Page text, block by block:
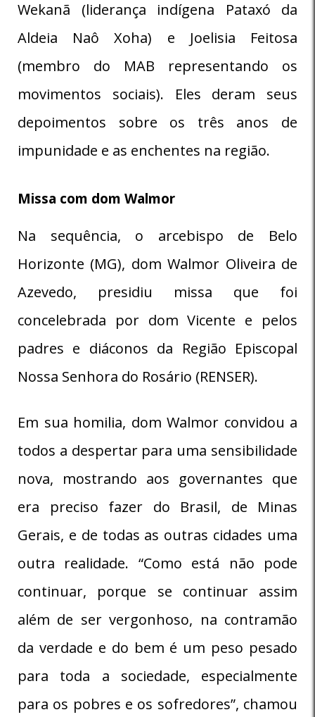
Wekanã (liderança indígena Pataxó da
Aldeia Naô Xoha) e Joelisia Feitosa
(membro do MAB representando os
movimentos sociais). Eles deram seus
depoimentos sobre os três anos de
impunidade e as enchentes na região.
Missa com dom Walmor
Na sequência, o arcebispo de Belo
Horizonte (MG), dom Walmor Oliveira de
Azevedo, presidiu missa que foi
concelebrada por dom Vicente e pelos
padres e diáconos da Região Episcopal
Nossa Senhora do Rosário (RENSER).
Em sua homilia, dom Walmor convidou a
todos a despertar para uma sensibilidade
nova, mostrando aos governantes que
era preciso fazer do Brasil, de Minas
Gerais, e de todas as outras cidades uma
outra realidade. “Como está não pode
continuar, porque se continuar assim
além de ser vergonhoso, na contramão
da verdade e do bem é um peso pesado
para toda a sociedade, especialmente
para os pobres e os sofredores”, chamou